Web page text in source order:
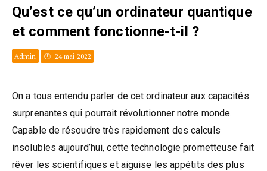
Qu’est ce qu’un ordinateur quantique
et comment fonctionne-t-il ?
Admin 24 mai 2022
On a tous entendu parler de cet ordinateur aux capacités
surprenantes qui pourrait révolutionner notre monde.
Capable de résoudre très rapidement des calculs
insolubles aujourd’hui, cette technologie prometteuse fait
rêver les scientifiques et aiguise les appétits des plus